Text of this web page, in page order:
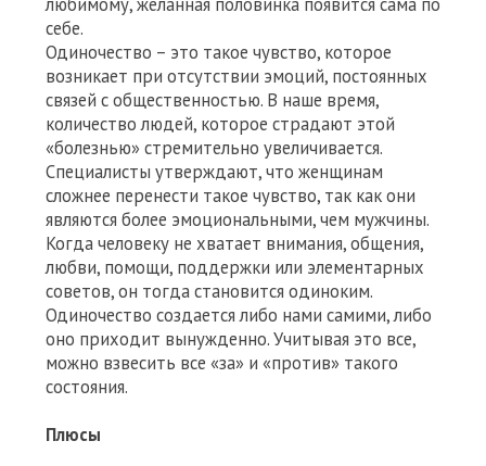
себе.
Одиночество – это такое чувство, которое
возникает при отсутствии эмоций, постоянных
связей с общественностью. В наше время,
количество людей, которое страдают этой
«болезнью» стремительно увеличивается.
Специалисты утверждают, что женщинам
сложнее перенести такое чувство, так как они
являются более эмоциональными, чем мужчины.
Когда человеку не хватает внимания, общения,
любви, помощи, поддержки или элементарных
советов, он тогда становится одиноким.
Одиночество создается либо нами самими, либо
оно приходит вынужденно. Учитывая это все,
можно взвесить все «за» и «против» такого
состояния.
Плюсы